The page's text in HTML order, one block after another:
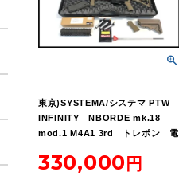
東京)SYSTEMA/システマ PTW
INFINITY NBORDE mk.18
mod.1 M4A1 3rd トレポン 電
330,000